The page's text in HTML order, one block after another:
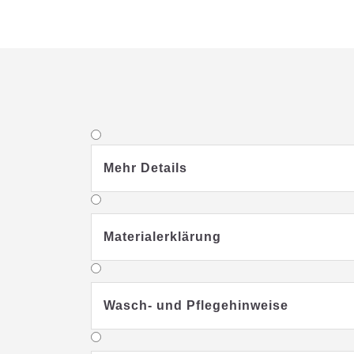
Mehr Details
Materialerklärung
Wasch- und Pflegehinweise